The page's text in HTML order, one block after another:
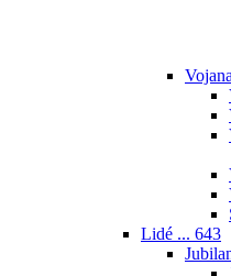
Vojana
Lidé ... 643